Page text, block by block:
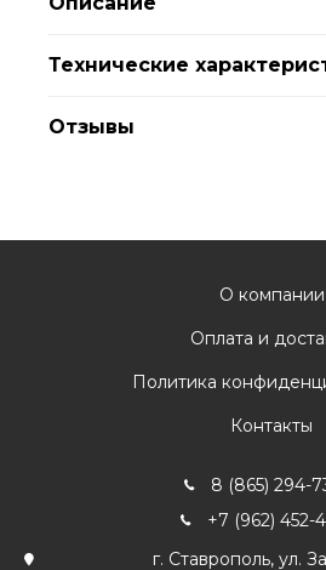
Технические
Отзывы
О компании
Оплата и
Политика
Контакты
8 (865) 294-
+7 (962) 452-
г. Ставрополь, ул.